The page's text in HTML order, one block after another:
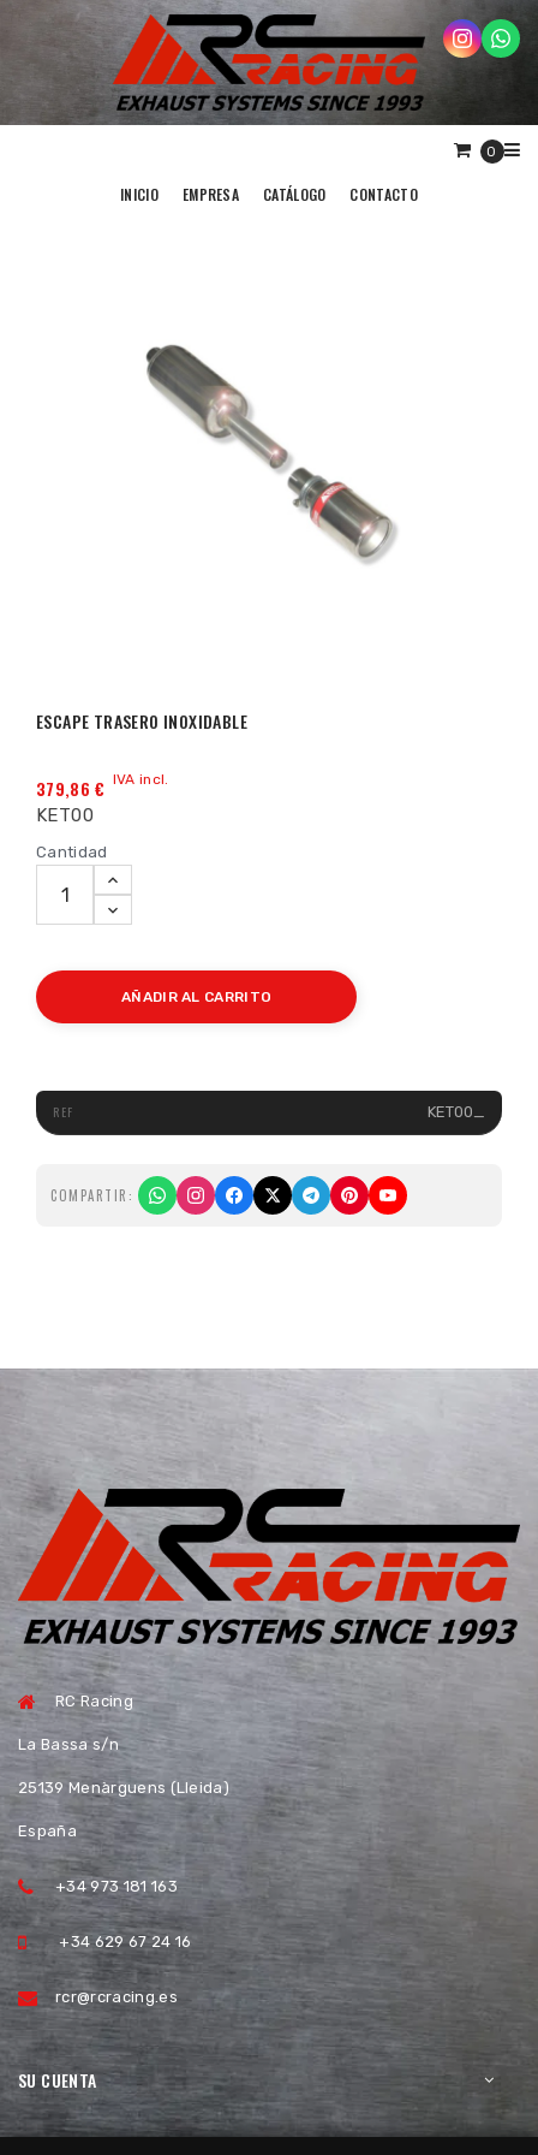
0
INICIO EMPRESA CATÁLOGO CONTACTO
ESCAPE TRASERO INOXIDABLE
379,86 € IVA incl.
KET00
Cantidad
AÑADIR AL CARRITO
KET00_
COMPARTIR:
RC Racing
La Bassa s/n
25139 Menàrguens (Lleida)
España
+34 973 181 163
+34 629 67 24 16
rcr@rcracing.es
SU CUENTA